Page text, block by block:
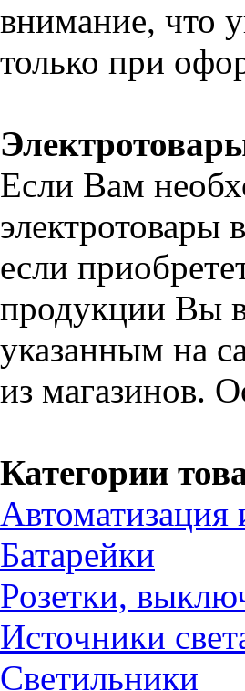
внимание, что
только при
Если Вам
электротовары
если
продукции Вы
указанным на
из магазинов.
Категории
Автоматизация
Батарейки
Розетки,
Источники
Светильники